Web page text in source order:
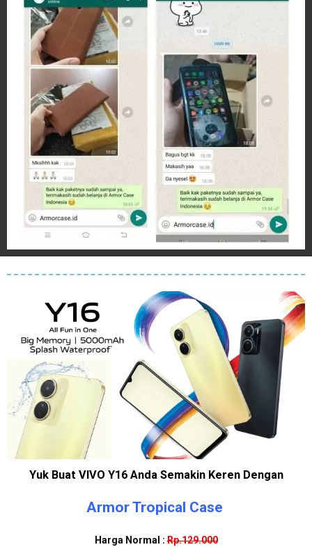
Yuk Buat VIVO Y16 Anda Semakin Keren Dengan
Armor Tropical Case
Harga Normal :Rp.129.000